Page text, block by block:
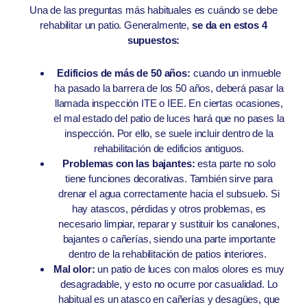
Una de las preguntas más habituales es cuándo se debe
rehabilitar un patio. Generalmente, se da en estos 4
supuestos:
Edificios de más de 50 años: cuando un inmueble
ha pasado la barrera de los 50 años, deberá pasar la
llamada inspección ITE o IEE. En ciertas ocasiones,
el mal estado del patio de luces hará que no pases la
inspección. Por ello, se suele incluir dentro de la
rehabilitación de edificios antiguos.
Problemas con las bajantes:esta parte no solo
tiene funciones decorativas. También sirve para
drenar el agua correctamente hacia el subsuelo. Si
hay atascos, pérdidas y otros problemas, es
necesario limpiar, reparar y sustituir los canalones,
bajantes o cañerías, siendo una parte importante
dentro de la rehabilitación de patios interiores.
Mal olor: un patio de luces con malos olores es muy
desagradable, y esto no ocurre por casualidad. Lo
habitual es un atasco en cañerías y desagües, que